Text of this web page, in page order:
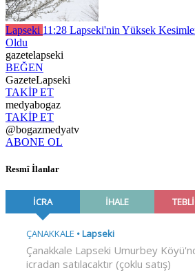
Lapseki 11:28 Lapseki'nin Yüksek
Oldu
gazetelapseki
BEĞEN
GazeteLapseki
TAKİP ET
medyabogaz
TAKİP ET
@bogazmedyatv
ABONE OL
Resmî İlanlar